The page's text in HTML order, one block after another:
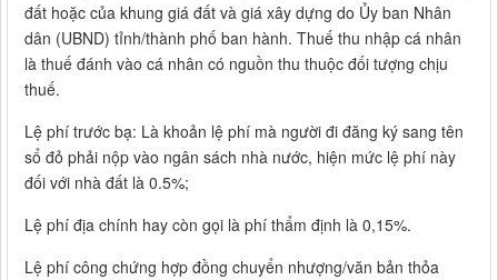
đất hoặc của khung giá đất và giá xây dựng do Ủy ban Nhân
dân (UBND) tỉnh/thành phố ban hành. Thuế thu nhập cá nhân
là thuế đánh vào cá nhân có nguồn thu thuộc đối tượng chịu
thuế.
Lệ phí trước bạ: Là khoản lệ phí mà người đi đăng ký sang tên
sổ đỏ phải nộp vào ngân sách nhà nước, hiện mức lệ phí này
đối với nhà đất là 0.5%;
Lệ phí địa chính hay còn gọi là phí thẩm định là 0,15%.
Lệ phí công chứng hợp đồng chuyển nhượng/văn bản thỏa